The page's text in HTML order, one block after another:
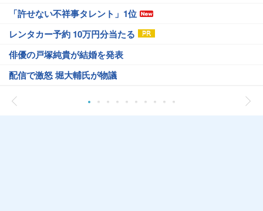
「許せない不祥事タレント」1位
レンタカー予約 10万円分当たる
俳優の戸塚純貴が結婚を発表
配信で激怒 堀大輔氏が物議